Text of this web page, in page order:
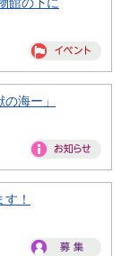
海ー」
！